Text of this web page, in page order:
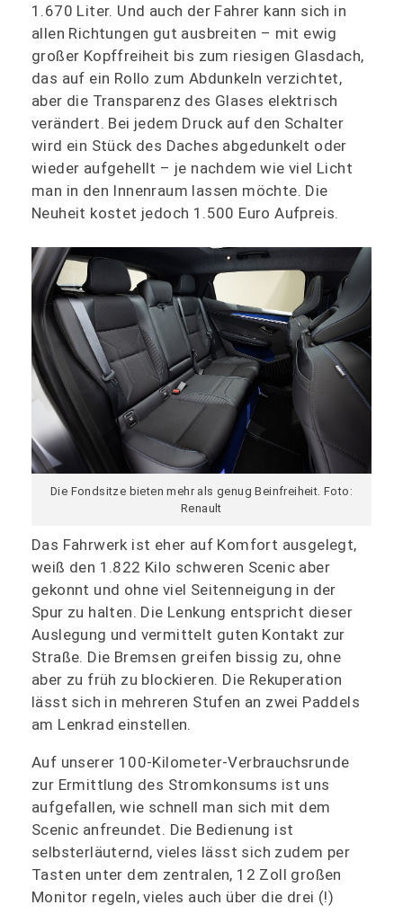
1.670 Liter. Und auch der Fahrer kann sich in
allen Richtungen gut ausbreiten – mit ewig
großer Kopffreiheit bis zum riesigen Glasdach,
das auf ein Rollo zum Abdunkeln verzichtet,
aber die Transparenz des Glases elektrisch
verändert. Bei jedem Druck auf den Schalter
wird ein Stück des Daches abgedunkelt oder
wieder aufgehellt – je nachdem wie viel Licht
man in den Innenraum lassen möchte. Die
Neuheit kostet jedoch 1.500 Euro Aufpreis.
Die Fondsitze bieten mehr als genug Beinfreiheit. Foto:
Renault
Das Fahrwerk ist eher auf Komfort ausgelegt,
weiß den 1.822 Kilo schweren Scenic aber
gekonnt und ohne viel Seitenneigung in der
Spur zu halten. Die Lenkung entspricht dieser
Auslegung und vermittelt guten Kontakt zur
Straße. Die Bremsen greifen bissig zu, ohne
aber zu früh zu blockieren. Die Rekuperation
lässt sich in mehreren Stufen an zwei Paddels
am Lenkrad einstellen.
Auf unserer 100-Kilometer-Verbrauchsrunde
zur Ermittlung des Stromkonsums ist uns
aufgefallen, wie schnell man sich mit dem
Scenic anfreundet. Die Bedienung ist
selbsterläuternd, vieles lässt sich zudem per
Tasten unter dem zentralen, 12 Zoll großen
Monitor regeln, vieles auch über die drei (!)